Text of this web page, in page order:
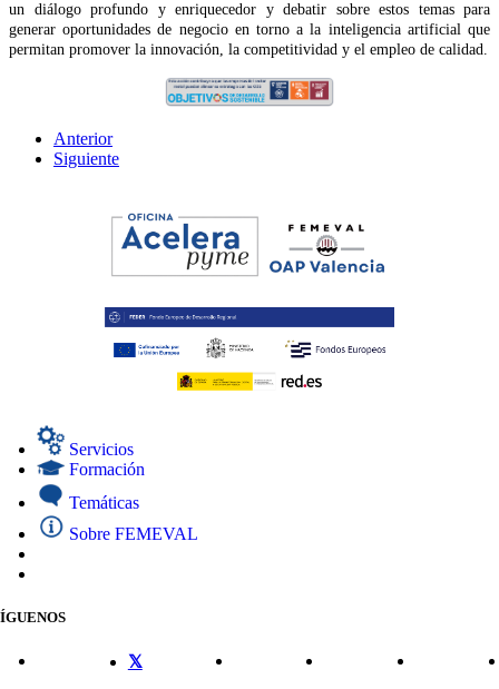
un diálogo profundo y enriquecedor y debatir sobre estos temas para
generar oportunidades de negocio en torno a la inteligencia artificial que
permitan promover la innovación, la competitividad y el empleo de calidad.
Anterior
Siguiente
Servicios
Formación
Temáticas
Sobre FEMEVAL